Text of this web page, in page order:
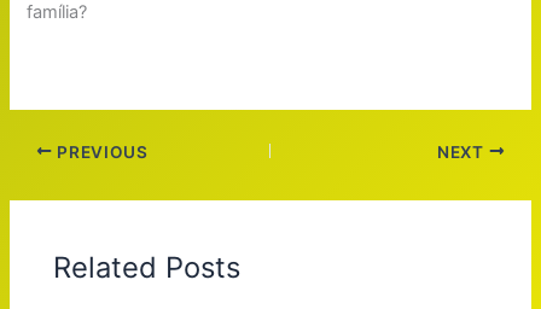
família?
PREVIOUS NEXT
Related Posts